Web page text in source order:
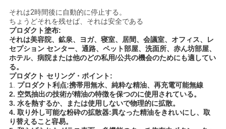
それは2時間後に自動的に停止する。
ちょうどそれを残せば、それは安全である
プロダクト塗布:
それは美容院、鉱泉、ヨガ、寝室、居間、会議室、オフィス、レ
セプション センター、通路、ペット部屋、洗面所、赤ん坊部屋、
ホテル、病院または他のどの私用/公共の機会のためにも適してい
る。
プロダクト セリング・ポイント:
1. プロダクト利点:携帯用無水、純粋な精油、再充電可能無線
2. 空気抽出の技術が精油の特徴を保つのに使用されている。
3. 水を熱するか、または使用しないで物理的に拡散。
4. 取り外し可能な粉砕の拡散器:異なった精油をきれいにし、取
り替えること容易。